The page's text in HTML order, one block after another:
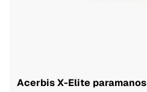
Acerbis X-Elite paramanos